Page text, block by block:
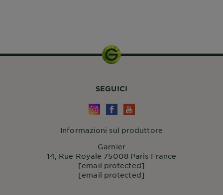
SEGUICI
Informazioni sul produttore
Garnier
14, Rue Royale 75008 Paris France
[email protected]
[email protected]